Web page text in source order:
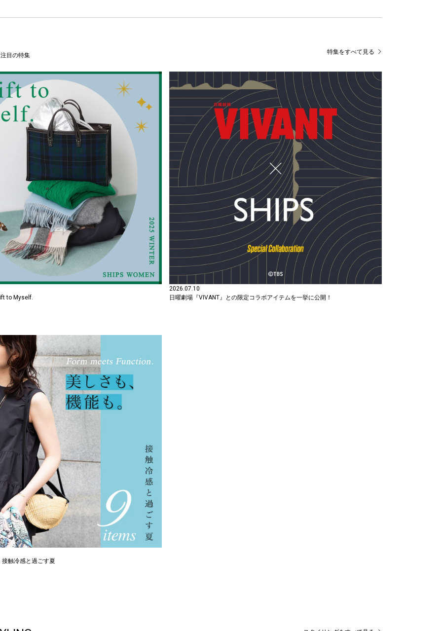
注目の特集 特集をすべて見る
to Myself.
2026.07.10
日曜劇場『VIVANT』との限定コラボアイテムを一挙に公開！
触冷感と過ごす夏